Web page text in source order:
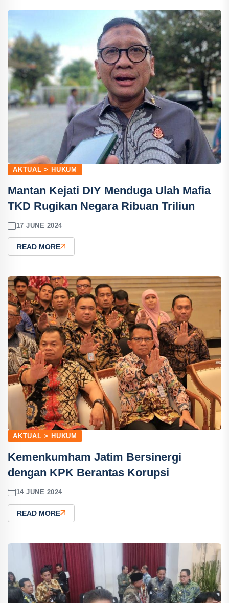
AKTUAL > HUKUM
Mantan Kejati DIY Menduga Ulah Mafia
TKD Rugikan Negara Ribuan Triliun
17 JUNE 2024
READ MORE
AKTUAL > HUKUM
Kemenkumham Jatim Bersinergi
dengan KPK Berantas Korupsi
14 JUNE 2024
READ MORE